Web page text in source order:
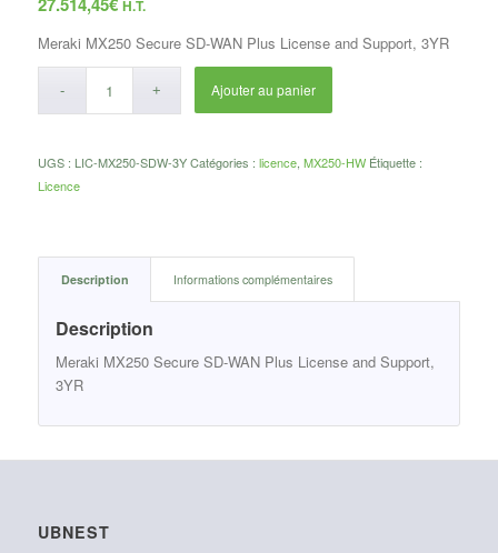
H.T.
Meraki MX250 Secure SD-WAN Plus License and Support, 3YR
Ajouter au panier
UGS : LIC-MX250-SDW-3Y Catégories : licence, MX250-HW Étiquette :
Licence
Description Informations complémentaires
Description
Meraki MX250 Secure SD-WAN Plus License and Support,
3YR
UBNEST